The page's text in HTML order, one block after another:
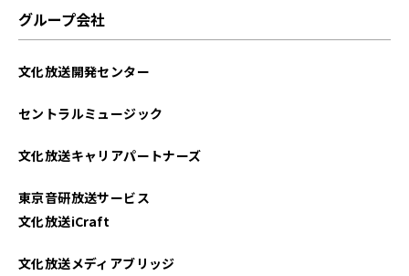
2024年05月
2023年12月
グループ会社
文化放送開発センター
セントラルミュージック
文化放送キャリアパートナーズ
東京音研放送サービス
文化放送iCraft
文化放送メディアブリッジ